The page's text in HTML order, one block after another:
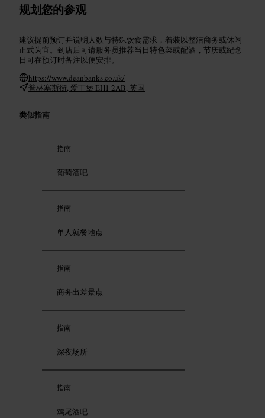
规划您的参观
建议提前预订并说明人数与特殊饮食需求，着装以整洁商务或休闲
正式为宜。到店后可请服务员推荐当日特色菜或配酒，节庆或纪念
日可在预订时备注以便安排。
https://www.deanbanks.co.uk/
普林塞斯街, 爱丁堡 EH1 2AB, 英国
类似指南
指南
葡萄酒吧
指南
单人就餐地点
指南
商务出差景点
指南
深夜场所
指南
鸡尾酒吧